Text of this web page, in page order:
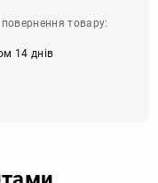
товару:
14 днів